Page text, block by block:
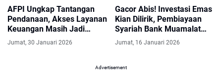
AFPI Ungkap Tantangan
Pendanaan, Akses Layanan
Keuangan Masih Jadi
Kendala Utama
Jumat, 30 Januari 2026
Gacor Abis! Investasi Emas
Kian Dilirik, Pembiayaan
Syariah Bank Muamalat
Melonjak Tajam
Jumat, 16 Januari 2026
Advertisement